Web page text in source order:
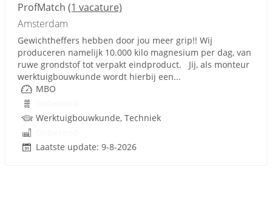
ProfMatch (1 vacature)
Amsterdam
Gewichtheffers hebben door jou meer grip!! Wij
produceren namelijk 10.000 kilo magnesium per dag, van
ruwe grondstof tot verpakt eindproduct. Jij, als monteur
werktuigbouwkunde wordt hierbij een...
MBO
Werktuigbouwkunde, Techniek
Laatste update: 9-8-2026